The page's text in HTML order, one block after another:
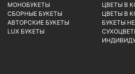
МОНОБУКЕТЫ
СБОРНЫЕ БУКЕТЫ
АВТОРСКИЕ БУКЕТЫ
LUX БУКЕТЫ
ЦВЕТЫ В
ЦВЕТЫ В
БУКЕТЫ